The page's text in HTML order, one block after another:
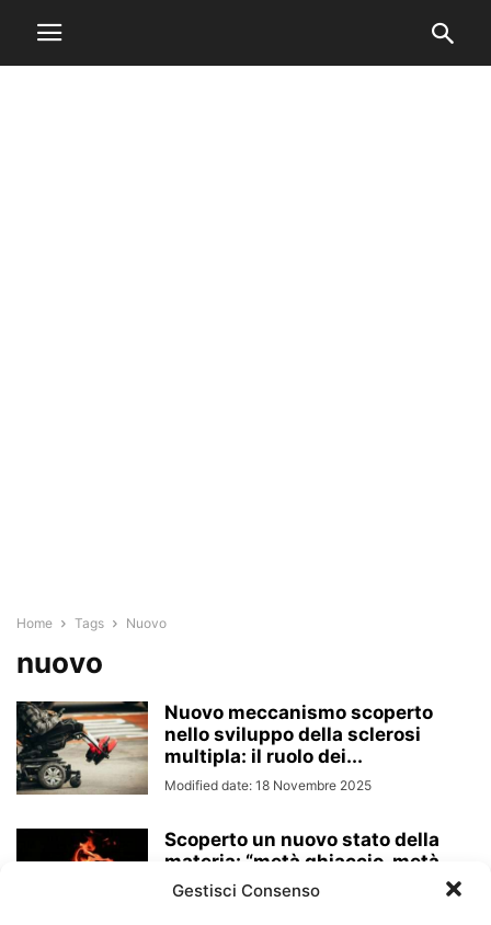
Gestisci Consenso
Home Tags Nuovo
nuovo
Nuovo meccanismo scoperto
nello sviluppo della sclerosi
multipla: il ruolo dei...
Modified date: 18 Novembre 2025
Scoperto un nuovo stato della
materia: “metà ghiaccio, metà
fuoco”